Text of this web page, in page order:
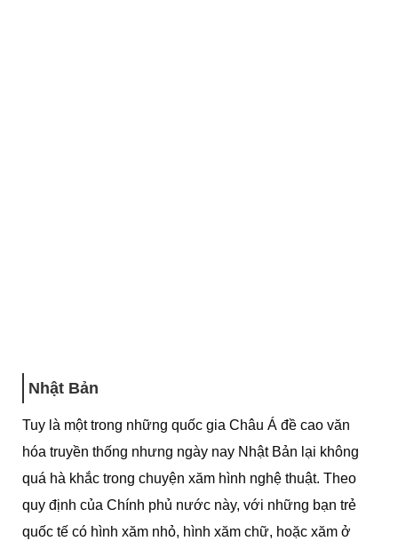
Nhật Bản
Tuy là một trong những quốc gia Châu Á đề cao văn
hóa truyền thống nhưng ngày nay Nhật Bản lại không
quá hà khắc trong chuyện xăm hình nghệ thuật. Theo
quy định của Chính phủ nước này, với những bạn trẻ
quốc tế có hình xăm nhỏ, hình xăm chữ, hoặc xăm ở